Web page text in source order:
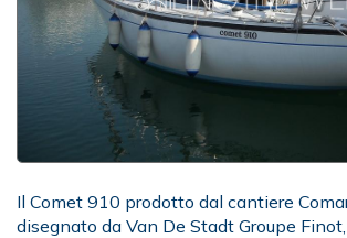
Il Comet 910 prodotto dal cantiere
disegnato da Van De Stadt Groupe